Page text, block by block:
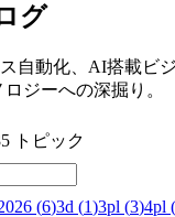
グ
自動化、AI搭載ビ
ジーへの深掘り。
トピック
(6)3d (1)3pl (3)4pl (